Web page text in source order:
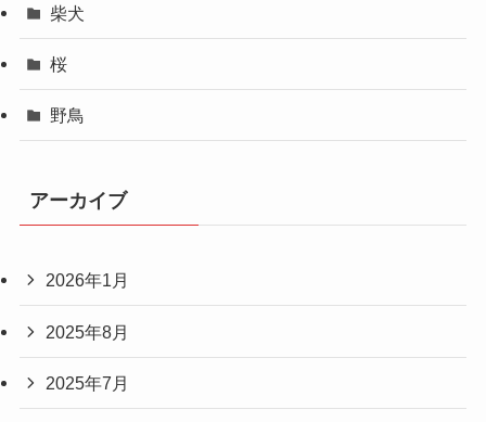
柴犬
桜
野鳥
アーカイブ
2026年1月
2025年8月
2025年7月